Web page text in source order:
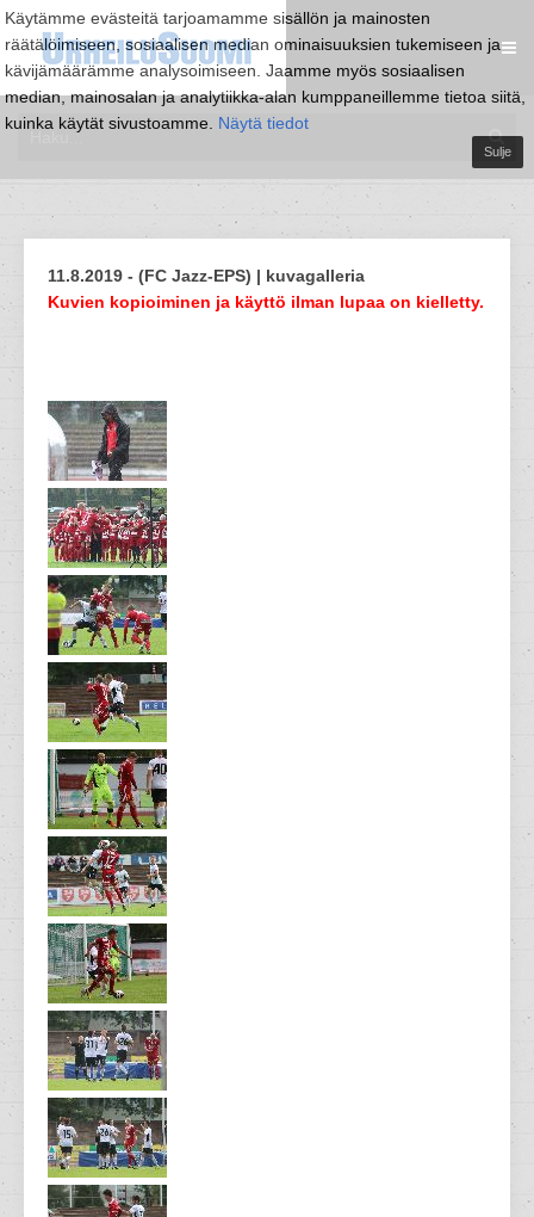
Käytämme evästeitä tarjoamamme sisällön ja mainosten
räätälöimiseen, sosiaalisen median ominaisuuksien tukemiseen ja
kävijämäärämme analysoimiseen. Jaamme myös sosiaalisen
median, mainosalan ja analytiikka-alan kumppaneillemme tietoa siitä,
kuinka käytät sivustoamme. Näytä tiedot
Sulje
11.8.2019 - (FC Jazz-EPS) | kuvagalleria
Kuvien kopioiminen ja käyttö ilman lupaa on kielletty.